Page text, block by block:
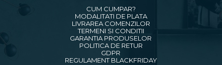
CUM CUMPAR?
MODALITATI DE PLATA
LIVRAREA COMENZILOR
TERMENI SI CONDITII
GARANTIA PRODUSELOR
POLITICA DE RETUR
GDPR
REGULAMENT BLACKFRIDAY